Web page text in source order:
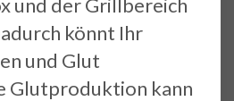
und der Grillbereich
könnt Ihr
und Glut
Glutproduktion kann